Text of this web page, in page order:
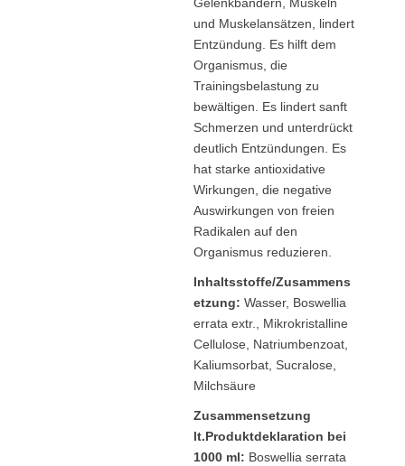
Gelenkbändern, Muskeln
und Muskelansätzen, lindert
Entzündung. Es hilft dem
Organismus, die
Trainingsbelastung zu
bewältigen. Es lindert sanft
Schmerzen und unterdrückt
deutlich Entzündungen. Es
hat starke antioxidative
Wirkungen, die negative
Auswirkungen von freien
Radikalen auf den
Organismus reduzieren.
Inhaltsstoffe/Zusammens
etzung: Wasser, Boswellia
errata extr., Mikrokristalline
Cellulose, Natriumbenzoat,
Kaliumsorbat, Sucralose,
Milchsäure
Zusammensetzung
lt.Produktdeklaration bei
1000 ml: Boswellia serrata